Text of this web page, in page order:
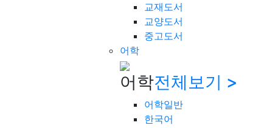
교재도서
교양도서
중고도서
어학
어학전체보기 >
어학일반
한국어